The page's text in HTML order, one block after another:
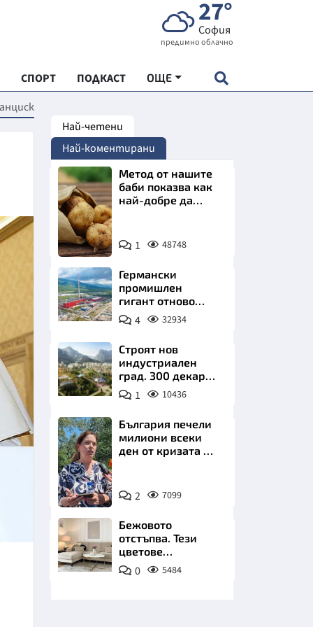
27°
София
предимно облачно
СПОРТ ПОДКАСТ ОЩЕ
"ЧУДЕСАТА НА БЪЛГАРИЯ"
ХРАНА
ИКОНОМИКА
Най-четени
Най-коментирани
Снимка:
Пиксабей
Метод от нашите
баби показва как
най-добре да
1 48748
Германски
промишлен
гигант отново
позлатява наш
град
4 32934
Строят нов
индустриален
град. 300 декара
чакат златни
заводи
1 10436
Снимка:
БТА
България печели
милиони всеки
ден от кризата по
2 7099
Бежовото
отстъпва. Тези
цветове
превземат
всекидневната
0 5484